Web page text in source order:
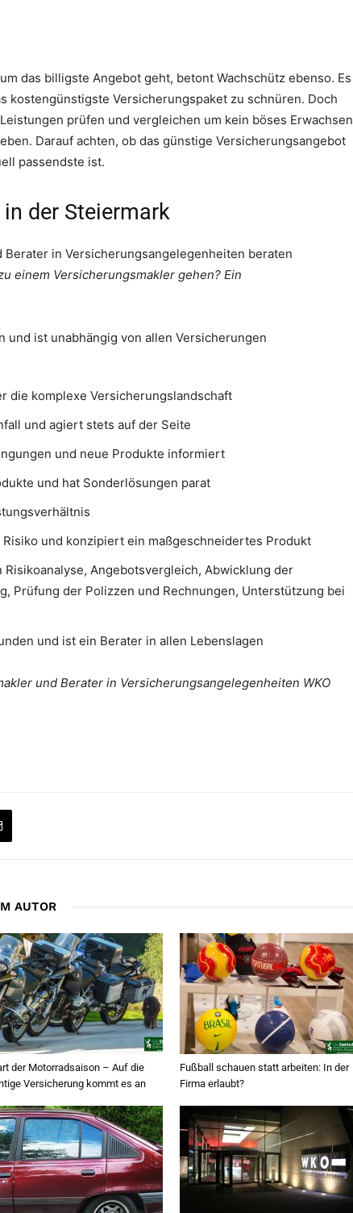
das billigste Angebot geht, betont Wachschütz ebenso. Es
kostengünstigste Versicherungspaket zu schnüren. Doch
prüfen und vergleichen um kein böses Erwachsen
Darauf achten, ob das günstige Versicherungsangebot
passendste ist.
der Steiermark
in Versicherungsangelegenheiten beraten
einem Versicherungsmakler gehen? Ein
ist unabhängig von allen Versicherungen
die komplexe Versicherungslandschaft
und agiert stets auf der Seite
und neue Produkte informiert
und hat Sonderlösungen parat
und konzipiert ein maßgeschneidertes Produkt
Angebotsvergleich, Abwicklung der
Prüfung der Polizzen und Rechnungen, Unterstützung bei
und ist ein Berater in allen Lebenslagen
und Berater in Versicherungsangelegenheiten WKO
AUTOR
der Motorradsaison – Auf die
Versicherung kommt es an
Fußball schauen statt arbeiten: In der
Firma erlaubt?